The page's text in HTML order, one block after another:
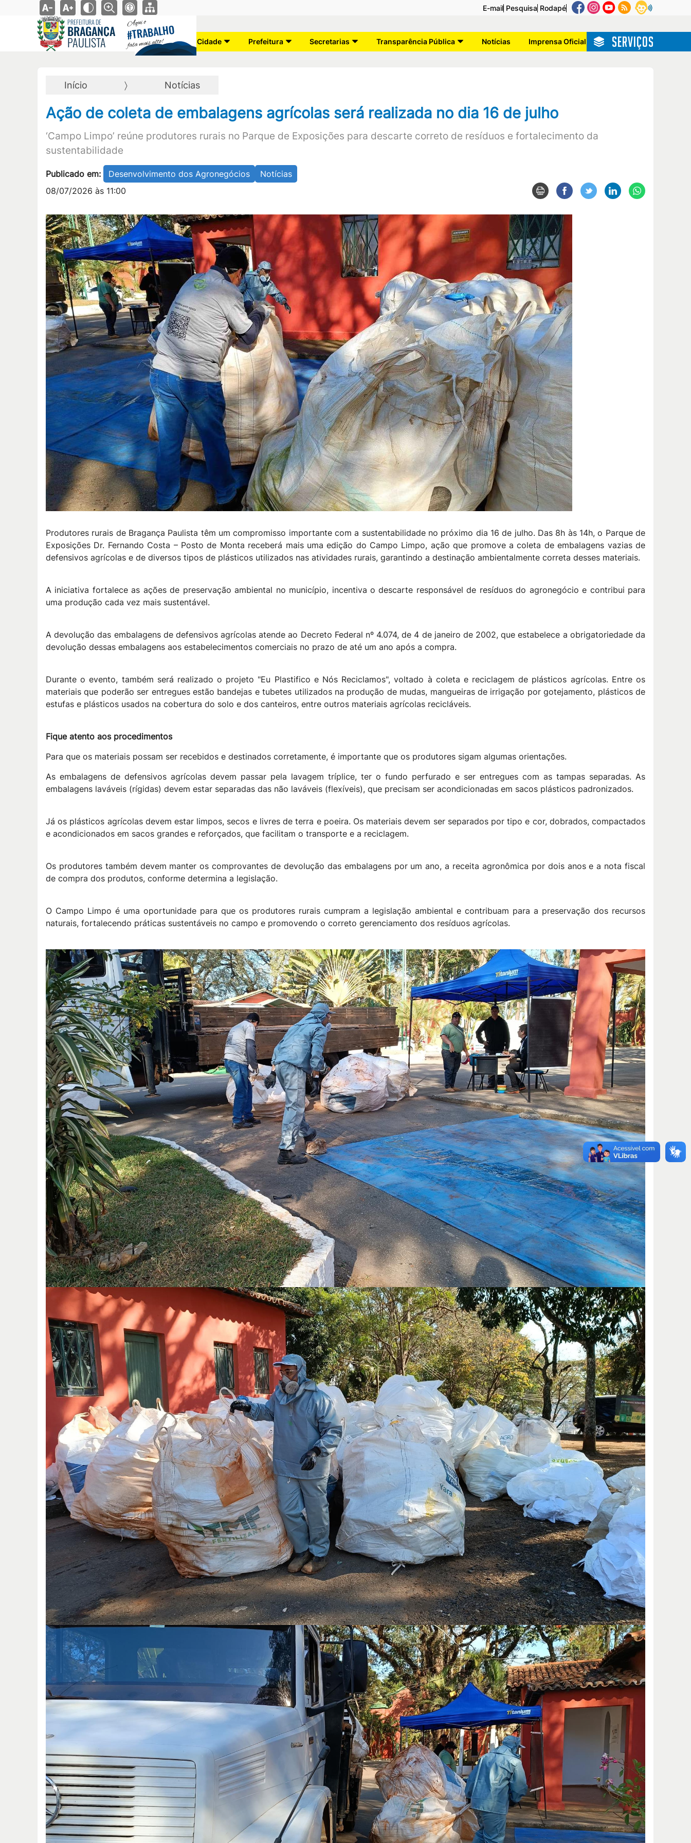
E-mail Pesquisa Rodapé
PREFEITURA DE
BRAGANÇA
PAULISTA
Aqui o
#TRABALHO
fala mais alto! Cidade Prefeitura Secretarias Transparência Pública Notícias Imprensa Oficial SERVIÇOS
Início Notícias
Ação de coleta de embalagens agrícolas será realizada no dia 16 de julho
‘Campo Limpo’ reúne produtores rurais no Parque de Exposições para descarte correto de resíduos e fortalecimento da
sustentabilidade
Publicado em: Desenvolvimento dos Agronegócios
Notícias
08/07/2026 às 11:00
Produtores rurais de Bragança Paulista têm um compromisso importante com a sustentabilidade no próximo dia 16 de julho. Das 8h às 14h, o Parque de
Exposições Dr. Fernando Costa – Posto de Monta receberá mais uma edição do Campo Limpo, ação que promove a coleta de embalagens vazias de
defensivos agrícolas e de diversos tipos de plásticos utilizados nas atividades rurais, garantindo a destinação ambientalmente correta desses materiais.
A iniciativa fortalece as ações de preservação ambiental no município, incentiva o descarte responsável de resíduos do agronegócio e contribui para
uma produção cada vez mais sustentável.
A devolução das embalagens de defensivos agrícolas atende ao Decreto Federal nº 4.074, de 4 de janeiro de 2002, que estabelece a obrigatoriedade da
devolução dessas embalagens aos estabelecimentos comerciais no prazo de até um ano após a compra.
Durante o evento, também será realizado o projeto "Eu Plastifico e Nós Reciclamos", voltado à coleta e reciclagem de plásticos agrícolas. Entre os
materiais que poderão ser entregues estão bandejas e tubetes utilizados na produção de mudas, mangueiras de irrigação por gotejamento, plásticos de
estufas e plásticos usados na cobertura do solo e dos canteiros, entre outros materiais agrícolas recicláveis.
Fique atento aos procedimentos
Para que os materiais possam ser recebidos e destinados corretamente, é importante que os produtores sigam algumas orientações.
As embalagens de defensivos agrícolas devem passar pela lavagem tríplice, ter o fundo perfurado e ser entregues com as tampas separadas. As
embalagens laváveis (rígidas) devem estar separadas das não laváveis (flexíveis), que precisam ser acondicionadas em sacos plásticos padronizados.
Já os plásticos agrícolas devem estar limpos, secos e livres de terra e poeira. Os materiais devem ser separados por tipo e cor, dobrados, compactados
e acondicionados em sacos grandes e reforçados, que facilitam o transporte e a reciclagem.
Os produtores também devem manter os comprovantes de devolução das embalagens por um ano, a receita agronômica por dois anos e a nota fiscal
de compra dos produtos, conforme determina a legislação.
O Campo Limpo é uma oportunidade para que os produtores rurais cumpram a legislação ambiental e contribuam para a preservação dos recursos
naturais, fortalecendo práticas sustentáveis no campo e promovendo o correto gerenciamento dos resíduos agrícolas.